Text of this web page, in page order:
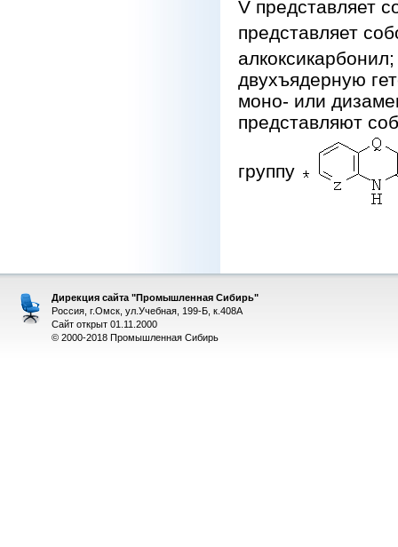
V представляет
представляет
двухъядерную
моно- или
представляют
группу
Дирекция сайта "Промышленная Сибирь"
Россия, г.Омск, ул.Учебная, 199-Б, к.408А
Сайт открыт 01.11.2000
© 2000-2018 Промышленная Сибирь